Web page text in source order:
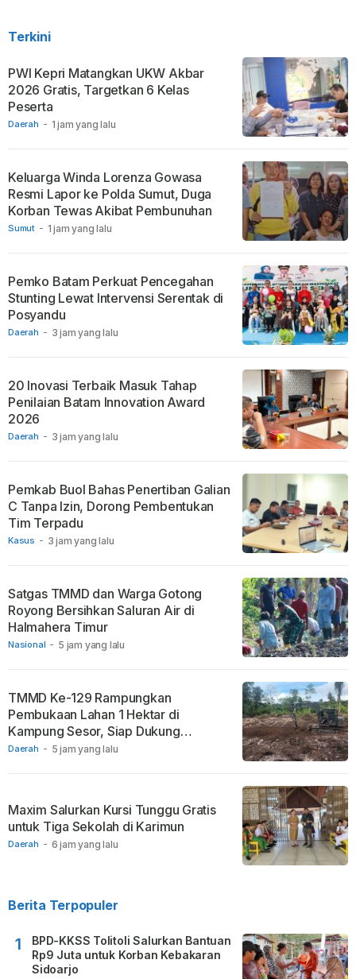
Terkini
Daerah - 1 jam yang lalu
PWI Kepri Matangkan UKW Akbar
2026 Gratis, Targetkan 6 Kelas
Peserta
Sumut - 1 jam yang lalu
Keluarga Winda Lorenza Gowasa
Resmi Lapor ke Polda Sumut, Duga
Korban Tewas Akibat Pembunuhan
Daerah - 3 jam yang lalu
Pemko Batam Perkuat Pencegahan
Stunting Lewat Intervensi Serentak di
Posyandu
Daerah - 3 jam yang lalu
20 Inovasi Terbaik Masuk Tahap
Penilaian Batam Innovation Award
2026
Kasus - 3 jam yang lalu
Pemkab Buol Bahas Penertiban Galian
C Tanpa Izin, Dorong Pembentukan
Tim Terpadu
Nasional - 5 jam yang lalu
Satgas TMMD dan Warga Gotong
Royong Bersihkan Saluran Air di
Halmahera Timur
Daerah - 5 jam yang lalu
TMMD Ke-129 Rampungkan
Pembukaan Lahan 1 Hektar di
Kampung Sesor, Siap Dukung
Ketahanan Pangan
Daerah - 6 jam yang lalu
Maxim Salurkan Kursi Tunggu Gratis
untuk Tiga Sekolah di Karimun
Berita Terpopuler
1
BPD-KKSS Tolitoli Salurkan Bantuan
Rp9 Juta untuk Korban Kebakaran
Sidoarjo